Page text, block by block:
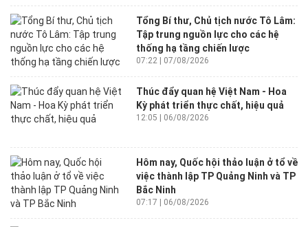
Tổng Bí thư, Chủ tịch nước Tô Lâm:
Tập trung nguồn lực cho các hệ
thống hạ tầng chiến lược
07:22 | 07/08/2026
Thúc đẩy quan hệ Việt Nam - Hoa
Kỳ phát triển thực chất, hiệu quả
12:05 | 06/08/2026
Hôm nay, Quốc hội thảo luận ở tổ về
việc thành lập TP Quảng Ninh và TP
Bắc Ninh
07:17 | 06/08/2026